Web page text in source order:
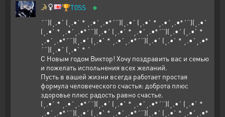
🏆T0SS +
´¨)(¸.•´ (¸.•` * ¸.•´¸.•*´¨)(¸.•´ (¸.•` * ¸.•´¸.•*´¨)(¸.•´
(¸.•` * ¸.•´¸.•*´¨)(¸.•´ (¸.•` * ¸.•´¸.•*´¨)(¸.•´ (¸.•` *
¸.•´¸.•*´¨)(¸.•´ (¸.•` * ¸.•´¸.•*´¨)(¸.•´ (¸.•` * ¸.•´¸.•*
´¨)(¸.•´ (¸.•` * ´
С Новым годом Виктор! Хочу поздравить вас и семью
и пожелать испольнения всех желаний.
Пусть в вашей жизни всегда работает простая
формула человеческого счастья: доброта плюс
здоровье плюс радость равно счастье.
(¸.•` * ¸.•´¸.•*´¨)(¸.•´ (¸.•` * ¸.•´¸.•*´¨)(¸.•´ (¸.•` *
¸.•´¸.•*´¨)(¸.•´ (¸.•` * ¸.•´¸.•*´¨)(¸.•´ (¸.•` * ¸.•´¸.•*